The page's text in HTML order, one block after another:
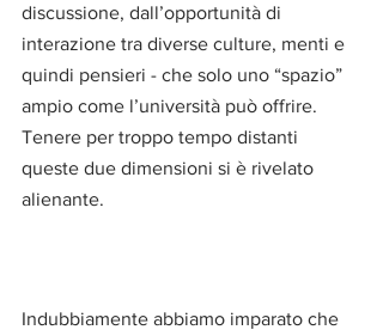
discussione, dall’opportunità di
interazione tra diverse culture, menti e
quindi pensieri - che solo uno “spazio”
ampio come l’università può offrire.
Tenere per troppo tempo distanti
queste due dimensioni si è rivelato
alienante.
Indubbiamente abbiamo imparato che